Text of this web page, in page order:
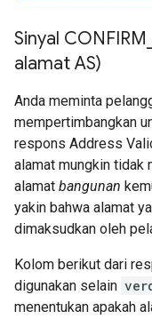
Sinyal CONFIRM
alamat AS)
Anda meminta
mempertimbangkan
respons Address
alamat mungkin tidak
alamat bangunan
yakin bahwa alamat
dimaksudkan oleh
Kolom berikut dari
digunakan selain
menentukan apakah